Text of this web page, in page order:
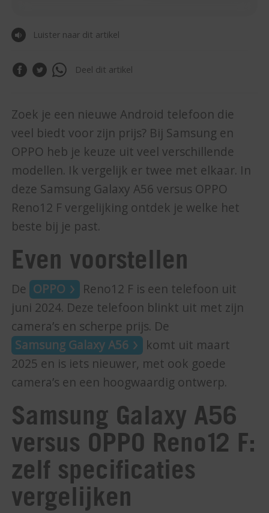
Luister naar dit artikel
Deel dit artikel
Zoek je een nieuwe Android telefoon die
veel biedt voor zijn prijs? Bij Samsung en
OPPO heb je keuze uit veel verschillende
modellen. Ik vergelijk er twee met elkaar. In
deze Samsung Galaxy A56 versus OPPO
Reno12 F vergelijking ontdek je welke het
beste bij je past.
Even voorstellen
De OPPO
Reno12 F is een telefoon uit
juni 2024. Deze telefoon blinkt uit met zijn
camera’s en scherpe prijs. De
Samsung Galaxy A56
komt uit maart
2025 en is iets nieuwer, met ook goede
camera’s en een hoogwaardig ontwerp.
Samsung Galaxy A56
versus OPPO Reno12 F:
zelf specificaties
vergelijken